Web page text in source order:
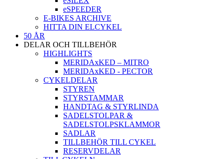
eSPEEDER
E-BIKES ARCHIVE
HITTA DIN ELCYKEL
50 ÅR
DELAR OCH TILLBEHÖR
HIGHLIGHTS
MERIDAxKED – MITRO
MERIDAxKED - PECTOR
CYKELDELAR
STYREN
STYRSTAMMAR
HANDTAG & STYRLINDA
SADELSTOLPAR &
SADELSTOLPSKLAMMOR
SADLAR
TILLBEHÖR TILL CYKEL
RESERVDELAR